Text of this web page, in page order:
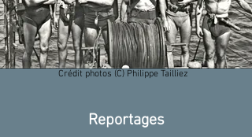
Crédit photos (C) Philippe Tailliez
Reportages